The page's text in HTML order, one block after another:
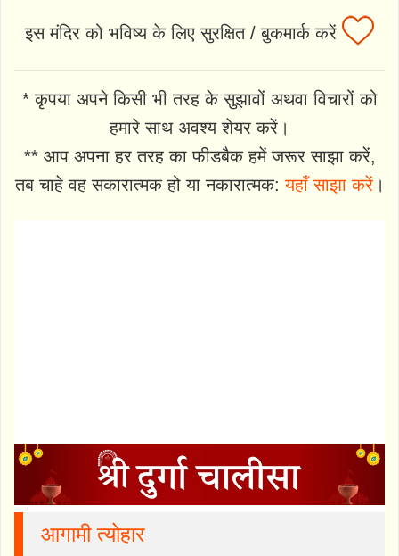
इस मंदिर को भविष्य के लिए सुरक्षित / बुकमार्क करें
* कृपया अपने किसी भी तरह के सुझावों अथवा विचारों को
हमारे साथ अवश्य शेयर करें।
** आप अपना हर तरह का फीडबैक हमें जरूर साझा करें,
तब चाहे वह सकारात्मक हो या नकारात्मक:यहाँ साझा करें।
आगामी त्योहार